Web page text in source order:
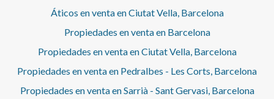
Áticos en venta en Ciutat Vella, Barcelona
Propiedades en venta en Barcelona
Propiedades en venta en Ciutat Vella, Barcelona
Propiedades en venta en Pedralbes - Les Corts, Barcelona
Propiedades en venta en Sarrià - Sant Gervasi, Barcelona